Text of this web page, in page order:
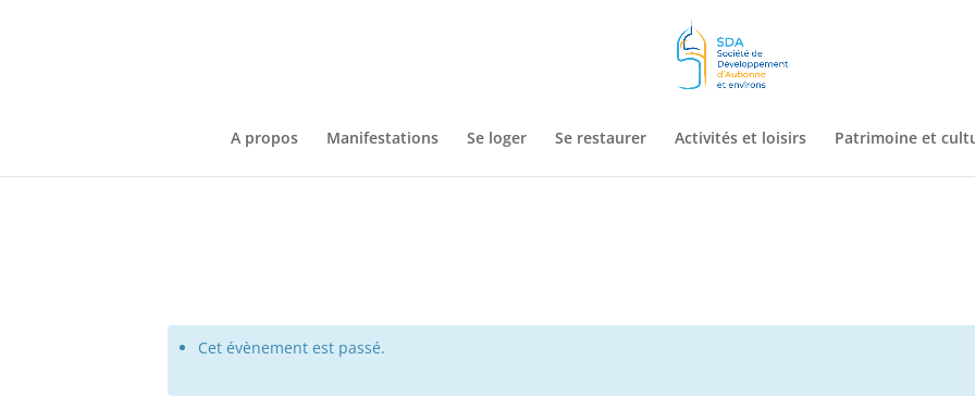
A propos Manifestations Se loger Se restaurer Activités et loisirs Patrimoine et
Cet évènement est passé.